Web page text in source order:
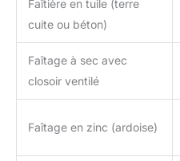
Faîtière en tuile (terre
cuite ou béton)
Faîtage à sec avec
closoir ventilé
Faîtage en zinc (ardoise)